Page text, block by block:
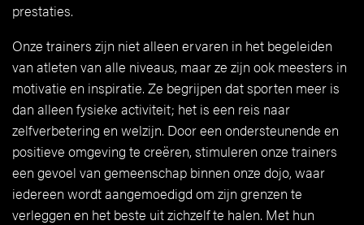
prestaties.
Onze trainers zijn niet alleen ervaren in het begeleiden
van atleten van alle niveaus, maar ze zijn ook meesters in
motivatie en inspiratie. Ze begrijpen dat sporten meer is
dan alleen fysieke activiteit; het is een reis naar
zelfverbetering en welzijn. Door een ondersteunende en
positieve omgeving te creëren, stimuleren onze trainers
een gevoel van gemeenschap binnen onze dojo, waar
iedereen wordt aangemoedigd om zijn grenzen te
verleggen en het beste uit zichzelf te halen. Met hun